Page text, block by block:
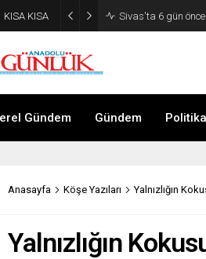
KISA KISA Sivas’taki FETÖ/
Gündem Gündem Politika
Anasayfa Köşe Yazıları Yalnızlığın
Yalnızlığın